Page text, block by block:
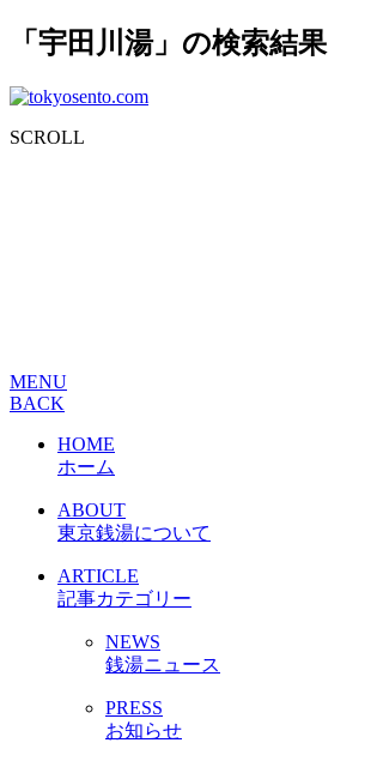
「宇田川湯」の検索結果
SCROLL
MENU
BACK
HOME
ホーム
ABOUT
東京銭湯について
ARTICLE
記事カテゴリー
NEWS
銭湯ニュース
PRESS
お知らせ